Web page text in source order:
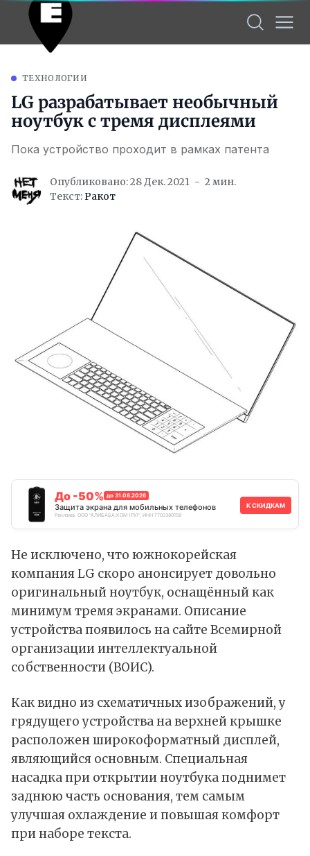
ТЕХНОЛОГИИ
LG разрабатывает необычный
ноутбук с тремя дисплеями
Пока устройство проходит в рамках патента
Опубликовано: 28 Дек. 2021
2 мин.
Текст:Ракот
До -50% до 31.08.2026
Защита экрана для мобильных телефонов
Реклама. ООО "АЛИБАБА.КОМ (РУ)", ИНН 7703380158
К СКИДКАМ
Не исключено, что южнокорейская
компания LG скоро анонсирует довольно
оригинальный ноутбук, оснащённый как
минимум тремя экранами. Описание
устройства появилось на сайте Всемирной
организации интеллектуальной
собственности (ВОИС).
Как видно из схематичных изображений, у
грядущего устройства на верхней крышке
расположен широкоформатный дисплей,
являющийся основным. Специальная
насадка при открытии ноутбука поднимет
заднюю часть основания, тем самым
улучшая охлаждение и повышая комфорт
при наборе текста.